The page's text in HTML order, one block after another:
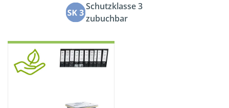
Schutzklasse 3
zubuchbar